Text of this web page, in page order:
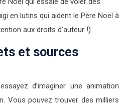
en lutins qui aident le Père Noël à
aux droits d’auteur !)
et sources
d’imaginer une animation
Vous pouvez trouver des milliers